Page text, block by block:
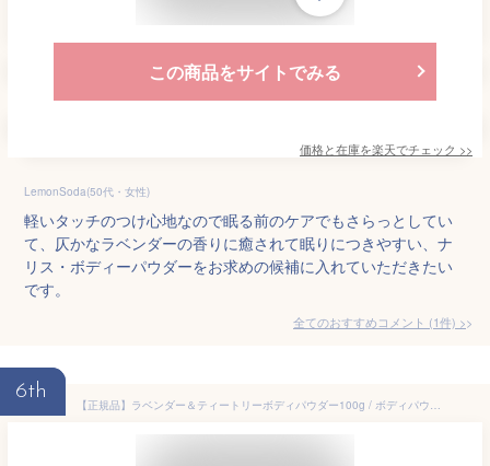
この商品をサイトでみる
価格と在庫を楽天でチェック >>
LemonSoda(50代・女性)
軽いタッチのつけ心地なので眠る前のケアでもさらっとしてい
て、仄かなラベンダーの香りに癒されて眠りにつきやすい、ナ
リス・ボディーパウダーをお求めの候補に入れていただきたい
です。
全てのおすすめコメント (1件) >
6th
【正規品】ラベンダー＆ティートリーボディパウダー100g / ボディパウダー オーガニック サラサラ 汗ケア 汗 スキンケア パウダー 粉 無着色 ラベンダー ティートリー カレンデュラ ニールズヤード ニールズヤードレメディーズ